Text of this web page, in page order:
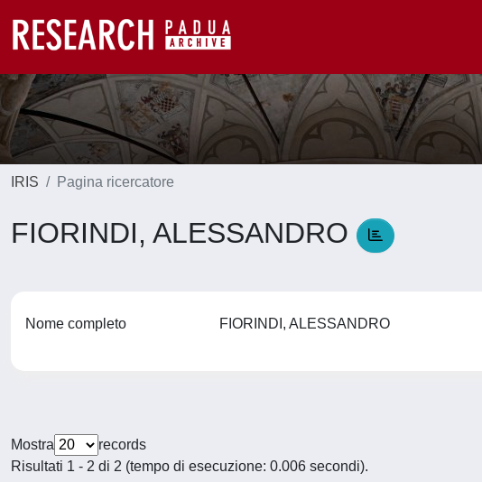
IRIS Pagina ricercatore
FIORINDI, ALESSANDRO
Nome completo FIORINDI, ALESSANDRO
Mostra
records
Risultati 1 - 2 di 2 (tempo di esecuzione: 0.006 secondi).